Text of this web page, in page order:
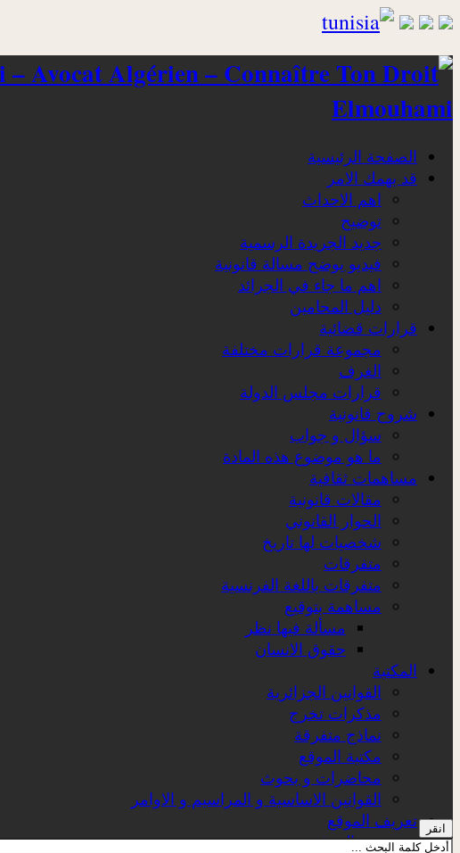
Elmouhami
الصفحة الرئيسية
قد يهمك الامر
اهم الاحداث
توضيح
جديد الجريدة الرسمية
فيديو يوضح مسالة قانونية
اهم ما جاء في الجرائد
دليل المحامين
قرارات قضائية
مجموعة قرارات مختلفة
الغرف
قرارات مجلس الدولة
شروح قانونية
سؤال و جواب
ما هو موضوع هذه المادة
مساهمات ثقافية
مقالات قانونية
الحوار القانوني
شخصيات لها تاريخ
متفرقات
متفرقات باللغة الفرنسية
مساهمة بتوقيع
مسألة فيها نظر
حقوق الانسان
المكتبة
القوانين الجزائرية
مذكرات تخرج
نماذج متفرقة
مكتبة الموقع
محاضرات و بحوث
القوانين الاساسية و المراسيم و الاوامر
تعريف الموقع
عن الموقع
انقر